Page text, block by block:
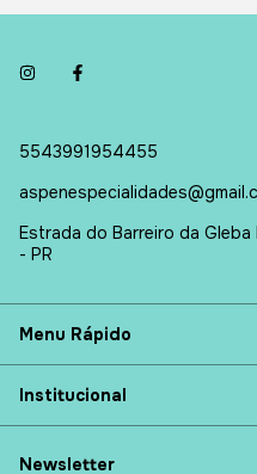
5543991954455
Estrada do Barreiro da Gleba
- PR
Menu Rápido
Institucional
Newsletter